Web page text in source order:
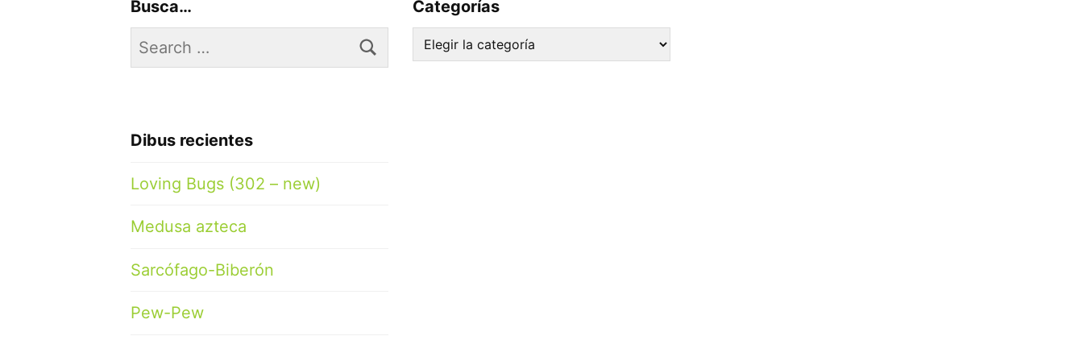
Busca…
Search
for:
Dibus recientes
Loving Bugs (302 – new)
Medusa azteca
Sarcófago-Biberón
Pew-Pew
Categorías
Categorías